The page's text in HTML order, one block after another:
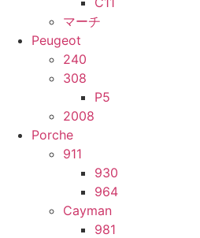
マーチ
Peugeot
240
308
P5
2008
Porche
911
930
964
Cayman
981